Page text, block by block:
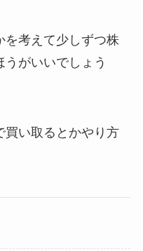
を考えて少しずつ株
がいいでしょう
買い取るとかやり方